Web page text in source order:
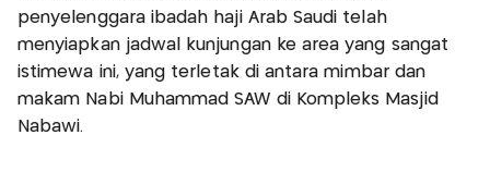
penyelenggara ibadah haji Arab Saudi telah
menyiapkan jadwal kunjungan ke area yang sangat
istimewa ini, yang terletak di antara mimbar dan
makam Nabi Muhammad SAW di Kompleks Masjid
Nabawi.